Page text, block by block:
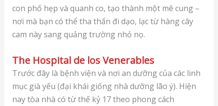
con phố hẹp và quanh co, tạo thành một mê cung –
nơi mà bạn có thể tha thẩn đi dạo, lạc từ hàng cây
cam này sang quảng trường nhỏ nọ.
The Hospital de los Venerables
Trước đây là bệnh viện và nơi an dưỡng của các linh
mục già yếu (đại khái giống nhà dưỡng lão ý). Hiện
nay tòa nhà có từ thế kỷ 17 theo phong cách